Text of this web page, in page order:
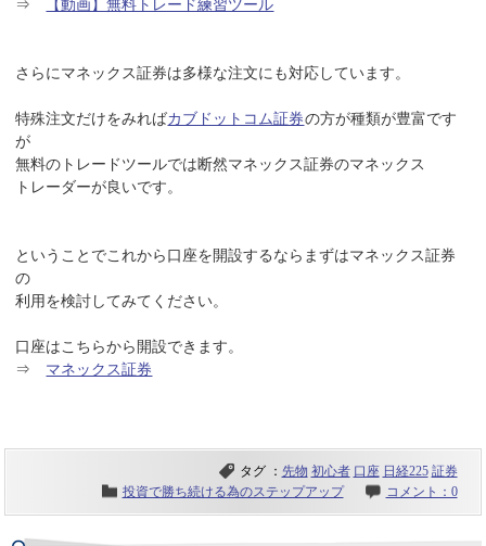
⇒ 【動画】無料トレード練習ツール
さらにマネックス証券は多様な注文にも対応しています。
特殊注文だけをみればカブドットコム証券の方が種類が豊富です
が
無料のトレードツールでは断然マネックス証券のマネックス
トレーダーが良いです。
ということでこれから口座を開設するならまずはマネックス証券
の
利用を検討してみてください。
口座はこちらから開設できます。
⇒ マネックス証券
タグ ： 先物 初心者 口座 日経225 証券
投資で勝ち続ける為のステップアップ
コメント：0